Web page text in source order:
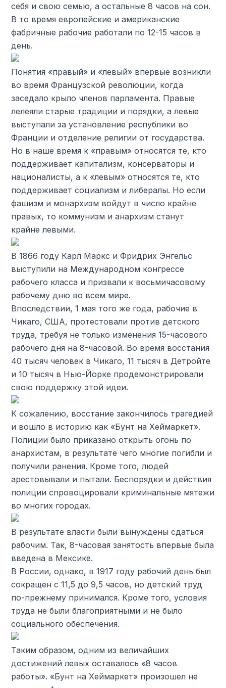
себя и свою семью, а остальные 8 часов на сон.
В то время европейские и американские
фабричные рабочие работали по 12-15 часов в
день.
Понятия «правый» и «левый» впервые возникли
во время Французской революции, когда
заседало крыло членов парламента. Правые
лелеяли старые традиции и порядки, а левые
выступали за установление республики во
Франции и отделение религии от государства.
Но в наше время к «правым» относятся те, кто
поддерживает капитализм, консерваторы и
националисты, а к «левым» относятся те, кто
поддерживает социализм и либералы. Но если
фашизм и монархизм войдут в число крайне
правых, то коммунизм и анархизм станут
крайне левыми.
В 1866 году Карл Маркс и Фридрих Энгельс
выступили на Международном конгрессе
рабочего класса и призвали к восьмичасовому
рабочему дню во всем мире.
Впоследствии, 1 мая того же года, рабочие в
Чикаго, США, протестовали против детского
труда, требуя не только изменения 15-часового
рабочего дня на 8-часовой. Во время восстания
40 тысяч человек в Чикаго, 11 тысяч в Детройте
и 10 тысяч в Нью-Йорке продемонстрировали
свою поддержку этой идеи.
К сожалению, восстание закончилось трагедией
и вошло в историю как «Бунт на Хеймаркет».
Полиции было приказано открыть огонь по
анархистам, в результате чего многие погибли и
получили ранения. Кроме того, людей
арестовывали и пытали. Беспорядки и действия
полиции спровоцировали криминальные мятежи
во многих городах.
В результате власти были вынуждены сдаться
рабочим. Так, 8-часовая занятость впервые была
введена в Мексике.
В России, однако, в 1917 году рабочий день был
сокращен с 11,5 до 9,5 часов, но детский труд
по-прежнему принимался. Кроме того, условия
труда не были благоприятными и не было
социального обеспечения.
Таким образом, одним из величайших
достижений левых оставалось «8 часов
работы». «Бунт на Хеймаркет» произошел не